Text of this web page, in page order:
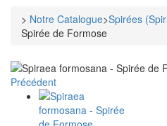
> Notre Catalogue>Spirées
Spirée de Formose
Précédent